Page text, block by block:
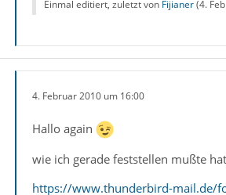
Einmal editiert, zuletzt von Fijianer(4.
4. Februar 2010 um 16:00
Hallo again
wie ich gerade feststellen mußte
https://www.thunderbird-mail.de/